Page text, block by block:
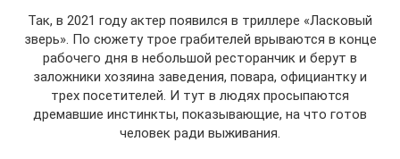
Так, в 2021 году актер появился в триллере «Ласковый
зверь». По сюжету трое грабителей врываются в конце
рабочего дня в небольшой ресторанчик и берут в
заложники хозяина заведения, повара, официантку и
трех посетителей. И тут в людях просыпаются
дремавшие инстинкты, показывающие, на что готов
человек ради выживания.